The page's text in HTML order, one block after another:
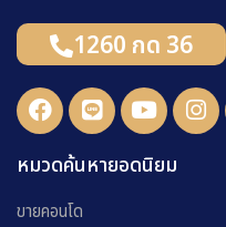
1260 กด 36
หมวดค้นหายอดนิยม
ขายคอนโด